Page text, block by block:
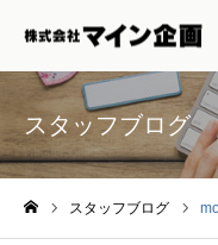
スタッフブログ
スタッフブログ